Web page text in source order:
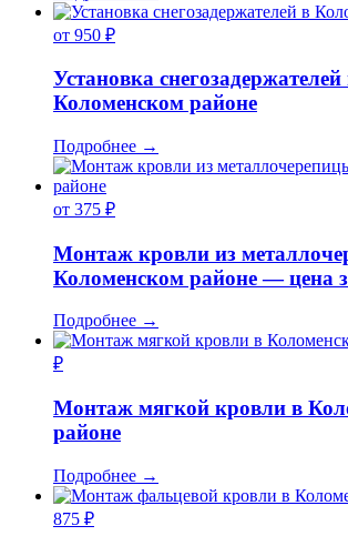
от 950 ₽
Установка снегозадержателей
Коломенском районе
Подробнее →
от 375 ₽
Монтаж кровли из
Коломенском районе — цена
Подробнее →
₽
Монтаж мягкой кровли в
районе
Подробнее →
875 ₽